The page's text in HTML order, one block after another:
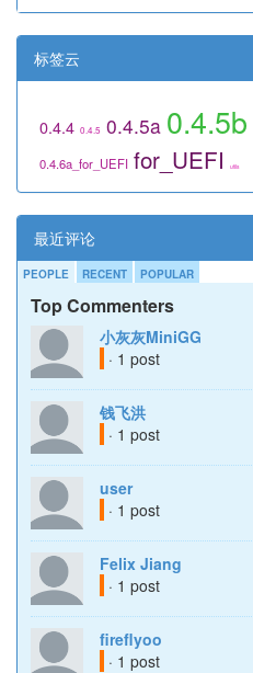
标签云
0.4.4 0.4.5 0.4.5a 0.4.5b
0.4.6a_for_UEFI for_UEFI utils
最近评论
PEOPLE RECENT POPULAR
Top Commenters
小灰灰MiniGG
· 1 post
钱飞洪
· 1 post
user
· 1 post
Felix Jiang
· 1 post
fireflyoo
· 1 post